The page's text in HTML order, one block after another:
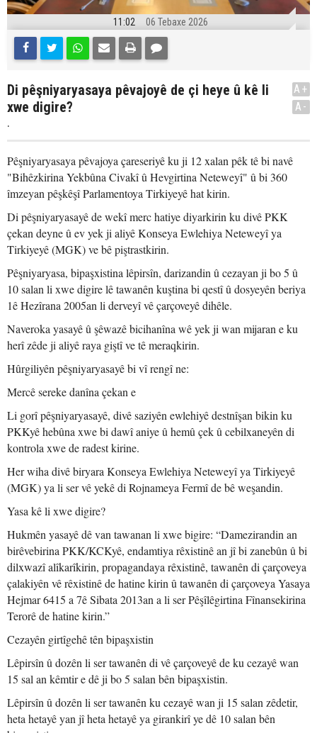
11:02 06 Tebaxe 2026
Di pêşniyaryasaya pêvajoyê de çi heye û kê li
xwe digire?
.
A+
A-
Pêşniyaryasaya pêvajoya çareseriyê ku ji 12 xalan pêk tê bi navê
"Bihêzkirina Yekbûna Civakî û Hevgirtina Neteweyî" û bi 360
îmzeyan pêşkêşî Parlamentoya Tirkiyeyê hat kirin.
Di pêşniyaryasayê de wekî merc hatiye diyarkirin ku divê PKK
çekan deyne û ev yek ji aliyê Konseya Ewlehiya Neteweyî ya
Tirkiyeyê (MGK) ve bê piştrastkirin.
Pêşniyaryasa, bipaşxistina lêpirsîn, darizandin û cezayan ji bo 5 û
10 salan li xwe digire lê tawanên kuştina bi qestî û dosyeyên beriya
1ê Hezîrana 2005an li derveyî vê çarçoveyê dihêle.
Naveroka yasayê û şêwazê bicihanîna wê yek ji wan mijaran e ku
herî zêde ji aliyê raya giştî ve tê meraqkirin.
Hûrgiliyên pêşniyaryasayê bi vî rengî ne:
Mercê sereke danîna çekan e
Li gorî pêşniyaryasayê, divê saziyên ewlehiyê destnîşan bikin ku
PKKyê hebûna xwe bi dawî aniye û hemû çek û cebilxaneyên di
kontrola xwe de radest kirine.
Her wiha divê biryara Konseya Ewlehiya Neteweyî ya Tirkiyeyê
(MGK) ya li ser vê yekê di Rojnameya Fermî de bê weşandin.
Yasa kê li xwe digire?
Hukmên yasayê dê van tawanan li xwe bigire: “Damezirandin an
birêvebirina PKK/KCKyê, endamtiya rêxistinê an jî bi zanebûn û bi
dilxwazî alîkarîkirin, propagandaya rêxistinê, tawanên di çarçoveya
çalakiyên vê rêxistinê de hatine kirin û tawanên di çarçoveya Yasaya
Hejmar 6415 a 7ê Sibata 2013an a li ser Pêşîlêgirtina Fînansekirina
Terorê de hatine kirin.”
Cezayên girtîgehê tên bipaşxistin
Lêpirsîn û dozên li ser tawanên di vê çarçoveyê de ku cezayê wan
15 sal an kêmtir e dê ji bo 5 salan bên bipaşxistin.
Lêpirsîn û dozên li ser tawanên ku cezayê wan ji 15 salan zêdetir,
heta hetayê yan jî heta hetayê ya girankirî ye dê 10 salan bên